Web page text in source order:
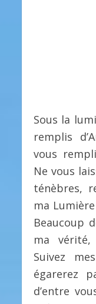
Sous la
remplis
vous
Ne vous
ténèbres,
ma
Beaucoup
ma
Suivez
égarerez
d’entre